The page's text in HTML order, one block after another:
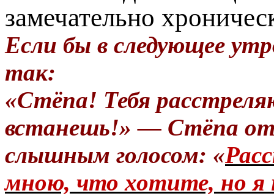
замечательно
Если бы в следующее
так:
«Стёпа! Тебя
встанешь!» — Стёпа
слышным голосом: «
мною, что хотите, но я